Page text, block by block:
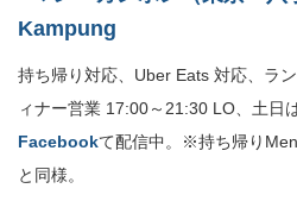
Kampung
持ち帰り対応、Uber Eats 対応、ラ
ィナー営業 17:00～21:30 LO、土日
Facebookて配信中。※持ち帰り
と同様。